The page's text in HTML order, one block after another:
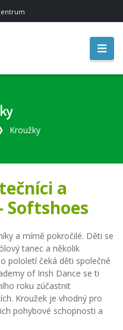
Kroužky
a
Softshoes
a mírně pokročilé. Děti se
tanec a několik
pololetí čeká děti společné
of Irish Dance se ti
roku zúčastnit
Kroužek je vhodný pro
pohybové schopnosti a